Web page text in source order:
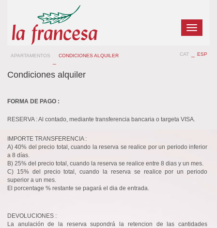
Toggle
APARTAMENTOS CONDICIONES ALQUILER CAT ESP
Condiciones alquiler
FORMA DE PAGO :
RESERVA : Al contado, mediante transferencia bancaria o targeta VISA.
IMPORTE TRANSFERENCIA :
A) 40% del precio total, cuando la reserva se realice por un periodo inferior
a 8 días.
B) 25% del precio total, cuando la reserva se realice entre 8 dias y un mes.
C) 15% del precio total, cuando la reserva se realice por un periodo
superior a un mes.
El porcentage % restante se pagará el dia de entrada.
DEVOLUCIONES :
La anulación de la reserva supondrá la retencion de las cantidades